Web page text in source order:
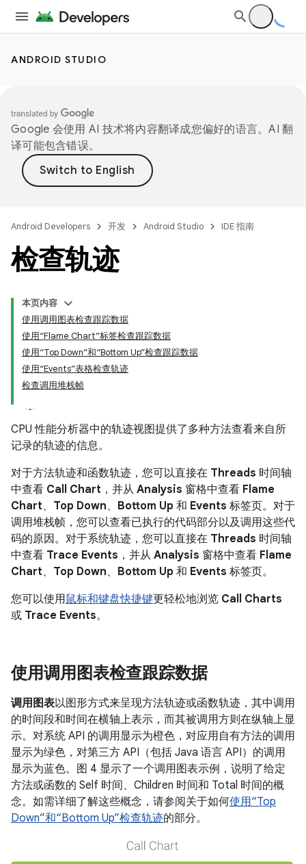
ANDROID STUDIO
Google 会使用 AI 技术将内容翻译成您偏好的语言。AI 翻
译可能包含错误。
Android Developers 开发 Android Studio IDE 指南
检查轨迹
本页内容
使用调用图表检查跟踪数据
使用“Flame Chart”标签检查跟踪数据
使用“Top Down”和“Bottom Up”检查跟踪数据
使用“Events”表格检查轨迹
检查调用堆栈帧
CPU 性能分析器中的轨迹视图提供了多种方法查看来自所
记录的轨迹的信息。
对于方法轨迹和函数轨迹，您可以直接在 Threads 时间轴
中查看 Call Chart ，并从 Analysis 窗格中查看 Flame
Chart、 Top Down、 Bottom Up 和 Events 标签页。对于
调用堆栈帧，您可以查看已执行的代码部分以及调用这些代
码的原因。对于系统轨迹，您可以直接在 Threads 时间轴
中查看 Trace Events ，并从 Analysis 窗格中查看 Flame
Chart、 Top Down、 Bottom Up 和 Events 标签页。
您可以使用鼠标和键盘快捷键更轻松地浏览 Call Charts
或 Trace Events。
使用调用图表检查跟踪数据
调用图表以图形方式来呈现方法轨迹或函数轨迹，其中调用
的时间段和时间在横轴上表示，而其被调用方则在纵轴上显
示。对系统 API 的调用显示为橙色，对应用自有方法的调用
显示为绿色，对第三方 API（包括 Java 语言 API）的调用
显示为蓝色。图 4 显示了一个调用图表示例，说明了给定
方法或函数的 Self 时间、Children 时间和 Total 时间的概
念。如需详细了解这些概念，请参阅关于如何使用“Top
Down”和“Bottom Up”检查轨迹的部分。